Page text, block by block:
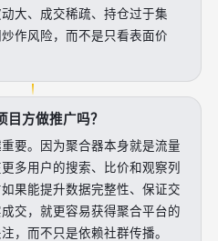
大、成交稀疏、持仓过于集
作风险，而不是只看表面价
目方做推广吗？
要。因为聚合器本身就是流量
多用户的搜索、比价和观察列
果能提升数据完整性、保证交
交，就更容易获得聚合平台的
，而不只是依赖社群传播。